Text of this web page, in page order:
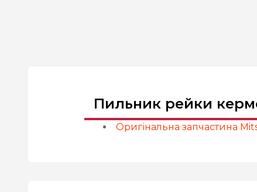
Пильник рейки
Оригінальна запчастина